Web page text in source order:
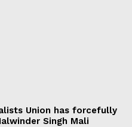
Union has forcefully
Singh Mali